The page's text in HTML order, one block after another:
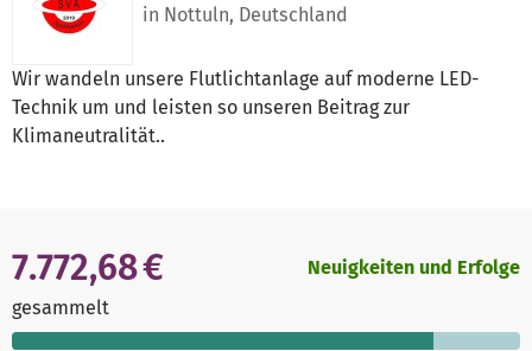
in Nottuln, Deutschland
Wir wandeln unsere Flutlichtanlage auf moderne LED-
Technik um und leisten so unseren Beitrag zur
Klimaneutralität..
7.772,68 €
gesammelt
Neuigkeiten und Erfolge